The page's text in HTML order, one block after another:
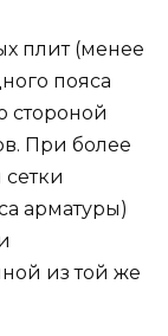
плит (менее
пояса
стороной
При более
арматуры)
из той же